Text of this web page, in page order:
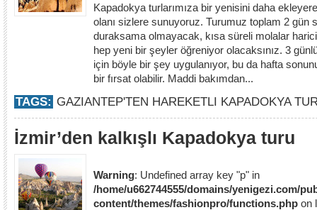
Kapadokya turlarımıza bir yenisini daha
olanı sizlere sunuyoruz. Turumuz toplam 2 gün
duraksama olmayacak, kısa süreli molalar
hep yeni bir şeyler öğreniyor olacaksınız. 3
için böyle bir şey uygulanıyor, bu da hafta
bir fırsat olabilir. Maddi bakımdan...
TAGS: GAZIANTEP'TEN HAREKETLI KAPADOKYA
İzmir’den kalkışlı Kapadokya turu
Warning: Undefined array key "p" in
/home/u662744555/domains/yenigezi.com/
content/themes/fashionpro/functions.php on